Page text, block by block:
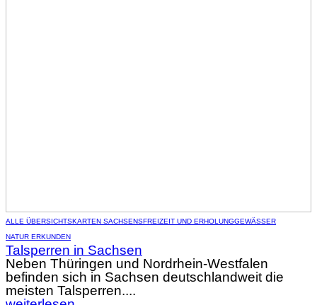
ALLE ÜBERSICHTSKARTEN SACHSENSFREIZEIT UND ERHOLUNGGEWÄSSER
NATUR ERKUNDEN
Talsperren in Sachsen
Neben Thüringen und Nordrhein-Westfalen
befinden sich in Sachsen deutschlandweit die
meisten Talsperren....